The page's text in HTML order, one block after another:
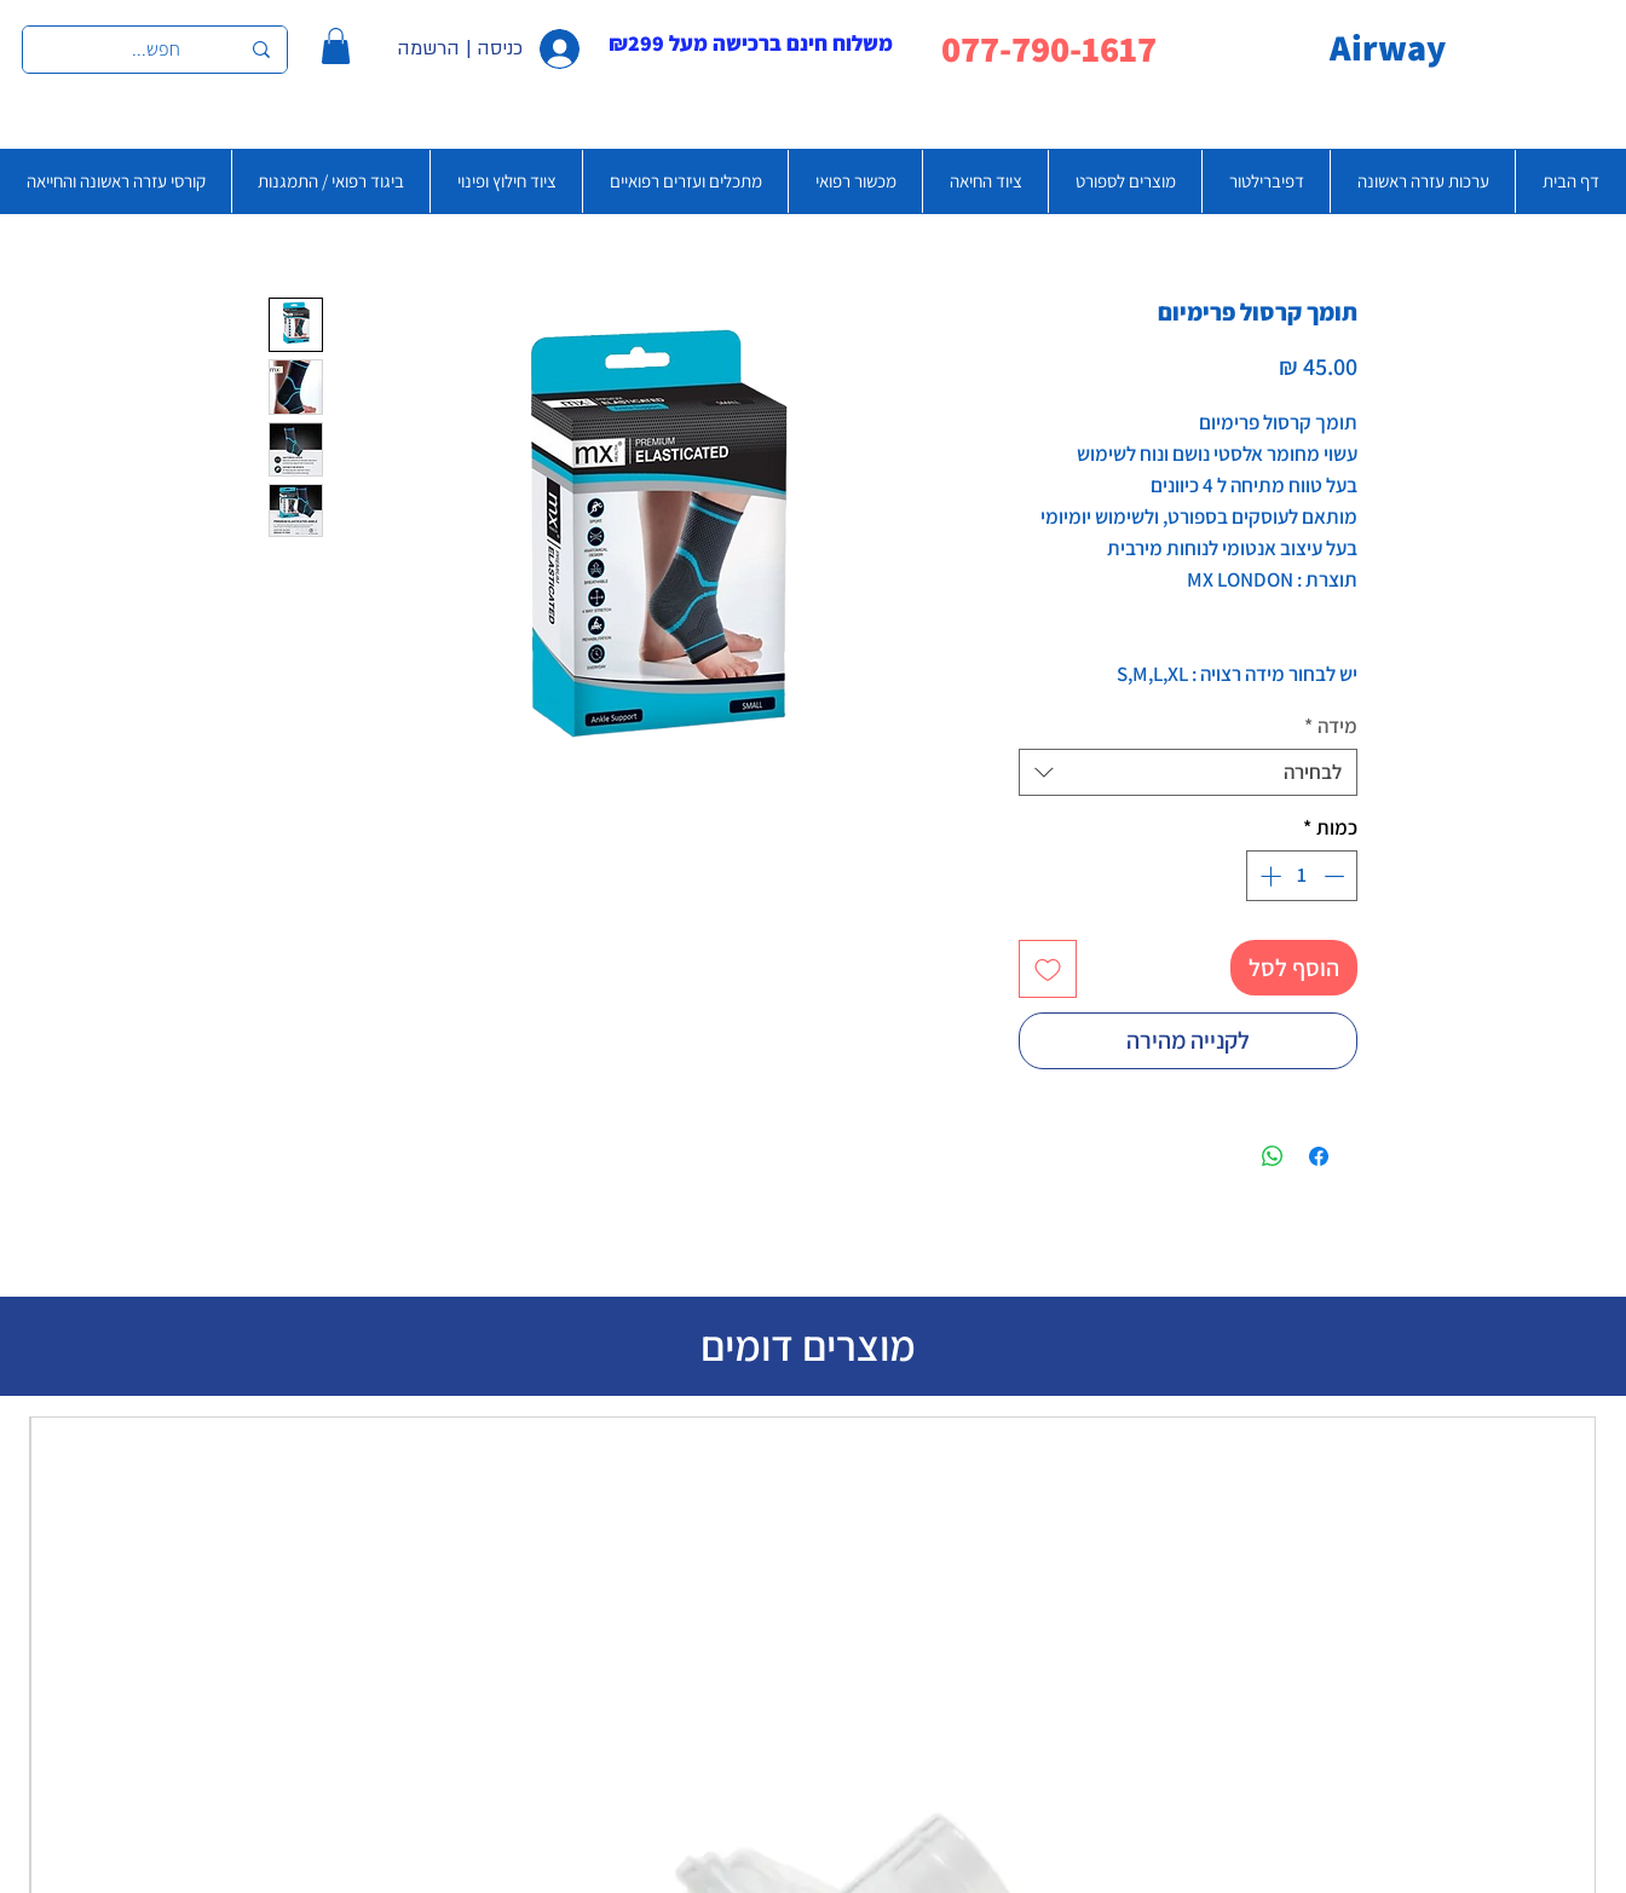
כניסה | הרשמה משלוח חינם ברכישה מעל ₪299 Airway
דף הבית ערכות עזרה ראשונה דפיברילטור מוצרים לספורט ציוד החיאה מכשור רפואי מתכלים ועזרים רפואיים ציוד חילוץ ופינוי ביגוד רפואי / התמגנות קורסי עזרה ראשונה והחייאה
תומך קרסול פרימיום
תומך קרסול פרימיום
עשוי מחומר אלסטי נושם ונוח לשימוש
בעל טווח מתיחה ל 4 כיוונים
מותאם לעוסקים בספורט, ולשימוש יומיומי
בעל עיצוב אנטומי לנוחות מירבית
תוצרת : MX LONDON
יש לבחור מידה רצויה : S,M,L,XL
מידה *
לבחירה
כמות*
הוסף לסל
לקנייה מהירה
מוצרים דומים